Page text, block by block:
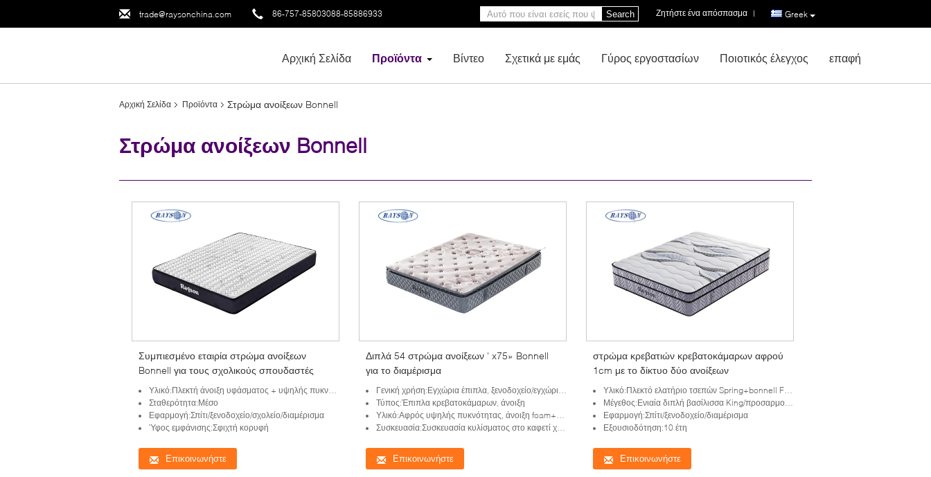
trade@raysonchina.com 86-757-85803088-85886933 Greek
Ζητήστε ένα απόσπασμα |
Search
Αρχική Σελίδα Προϊόντα Βίντεο Σχετικά με εμάς Γύρος εργοστασίων Ποιοτικός έλεγχος επαφή
Αρχική Σελίδα Προϊόντα Στρώμα ανοίξεων Bonnell
Στρώμα ανοίξεων Bonnell
Συμπιεσμένο εταιρία στρώμα ανοίξεων
Bonnell για τους σχολικούς σπουδαστές
Υλικό:Πλεκτή άνοιξη υφάσματος + υψηλής πυκνότητας Foam+Bonnell
Σταθερότητα:Μέσο
Εφαρμογή:Σπίτι/ξενοδοχείο/σχολείο/διαμέρισμα
Ύφος εμφάνισης:Σφιχτή κορυφή
Επικοινωνήστε
Διπλά 54 στρώμα ανοίξεων ' x75» Bonnell
για το διαμέρισμα
Γενική χρήση:Εγχώρια έπιπλα, ξενοδοχείο/εγχώρια κρεβατοκάμαρα, κρεβατοκάμαρα χρησιμοποιούμενη
Τύπος:Έπιπλα κρεβατοκάμαρων, άνοιξη
Υλικό:Αφρός υψηλής πυκνότητας, άνοιξη foam+bonnell
Συσκευασία:Συσκευασία κυλίσματος στο καφετί χαρτοκιβώτιο ή οριζόντια συμπιεσμένος
Επικοινωνήστε
στρώμα κρεβατιών κρεβατοκάμαρων αφρού
1cm με το δίκτυο δύο ανοίξεων
Υλικό:Πλεκτό ελατήριο τσεπών Spring+bonnell Fabric+Foam+
Μέγεθος:Ενιαία διπλή βασίλισσα King/προσαρμογή φυσικού μεγέθους
Εφαρμογή:Σπίτι/ξενοδοχείο/διαμέρισμα
Εξουσιοδότηση:10 έτη
Επικοινωνήστε